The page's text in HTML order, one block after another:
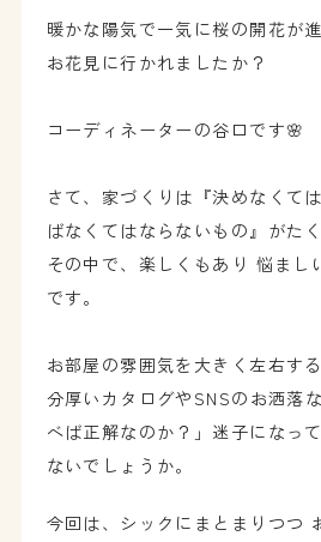
暖かな陽気で一気に桜の開花が
お花見に行かれましたか？
コーディネーターの谷口です🌸
さて、家づくりは『決めなくて
ばなくてはならないもの』がた
その中で、楽しくもあり 悩まし
です。
お部屋の雰囲気を大きく左右す
分厚いカタログやSNSのお洒落
べば正解なのか？」迷子になっ
ないでしょうか。
今回は、シックにまとまりつつ